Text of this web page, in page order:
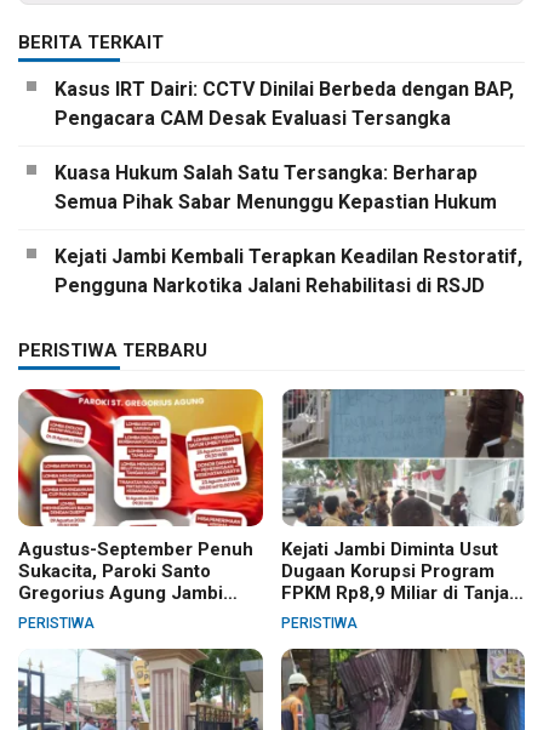
BERITA TERKAIT
Kasus IRT Dairi: CCTV Dinilai Berbeda dengan BAP,
Pengacara CAM Desak Evaluasi Tersangka
Kuasa Hukum Salah Satu Tersangka: Berharap
Semua Pihak Sabar Menunggu Kepastian Hukum
Kejati Jambi Kembali Terapkan Keadilan Restoratif,
Pengguna Narkotika Jalani Rehabilitasi di RSJD
PERISTIWA TERBARU
Agustus-September Penuh
Sukacita, Paroki Santo
Gregorius Agung Jambi
Gelar Berbagai Kegiatan
PERISTIWA
Kejati Jambi Diminta Usut
Dugaan Korupsi Program
FPKM Rp8,9 Miliar di Tanjab
Barat
PERISTIWA